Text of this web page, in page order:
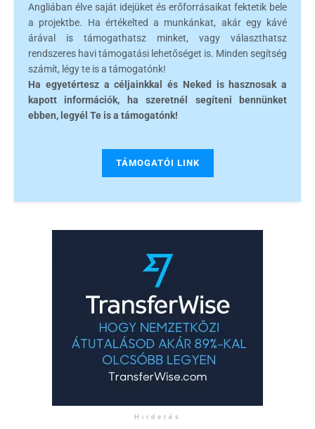
Angliában élve saját idejüket és erőforrásaikat fektetik bele
a projektbe. Ha értékelted a munkánkat, akár egy kávé
árával is támogathatsz minket, vagy választhatsz
rendszeres havi támogatási lehetőséget is. Minden segítség
számít, légy te is a támogatónk!
Ha egyetértesz a céljainkkal és Neked is hasznosak a
kapott információk, ha szeretnél segíteni bennünket
ebben, legyél Te is a támogatónk!
TÁMOGATÓI LINK
Hirdetés